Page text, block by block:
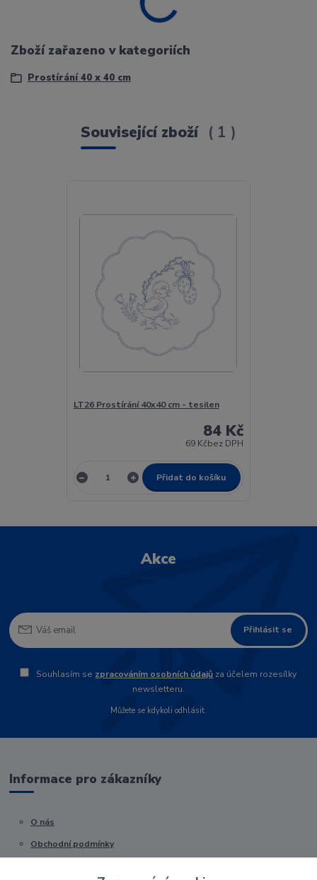
Zboží zařazeno v kategoriích
Prostírání 40 x 40 cm
Související zboží 1
LT26 Prostírání 40x40 cm - tesilen
84 Kč
69 Kčbez DPH
Přidat do košíku
Akce
Přihlásit se
Souhlasím se zpracováním osobních údajů za účelem rozesílky
newsletteru.
Můžete se kdykoli odhlásit.
Informace pro zákazníky
O nás
Obchodní podmínky